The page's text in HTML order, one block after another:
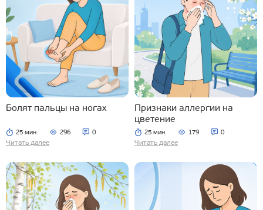
Болят пальцы на ногах
25 мин. 296 0
Читать далее
Признаки аллергии на
цветение
25 мин. 179 0
Читать далее